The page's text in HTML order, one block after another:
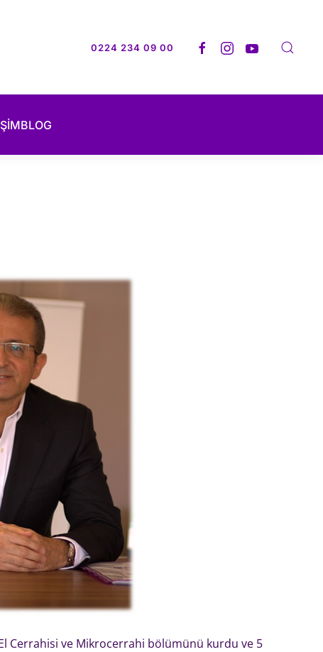
0224 234 09 00
BLOG
Cerrahisi ve Mikrocerrahi bölümünü kurdu ve 5